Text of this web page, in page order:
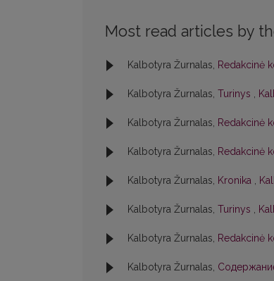
Most read articles by
Kalbotyra Žurnalas, Redakcinė
Kalbotyra Žurnalas, Turinys ,
Kalbotyra Žurnalas, Redakcinė
Kalbotyra Žurnalas, Redakcinė
Kalbotyra Žurnalas, Kronika ,
Kalbotyra Žurnalas, Turinys ,
Kalbotyra Žurnalas, Redakcinė
Kalbotyra Žurnalas,